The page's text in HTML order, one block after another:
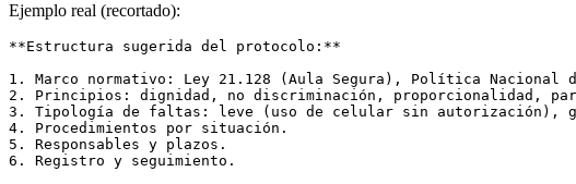
Ejemplo real (recortado):
**Estructura sugerida del protocolo:**
1. Marco normativo: Ley 21.128 (Aula Segura), Política Nacional
2. Principios: dignidad, no discriminación, proporcionalidad,
3. Tipología de faltas: leve (uso de celular sin autorización),
4. Procedimientos por situación.
5. Responsables y plazos.
6. Registro y seguimiento.